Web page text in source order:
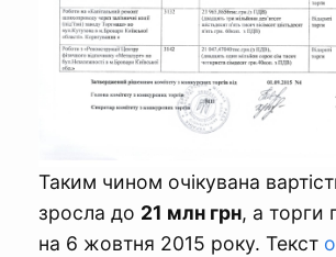
Таким чином очікувана
зросла до 21 млн грн, а торги
на 6 жовтня 2015 року. Текст